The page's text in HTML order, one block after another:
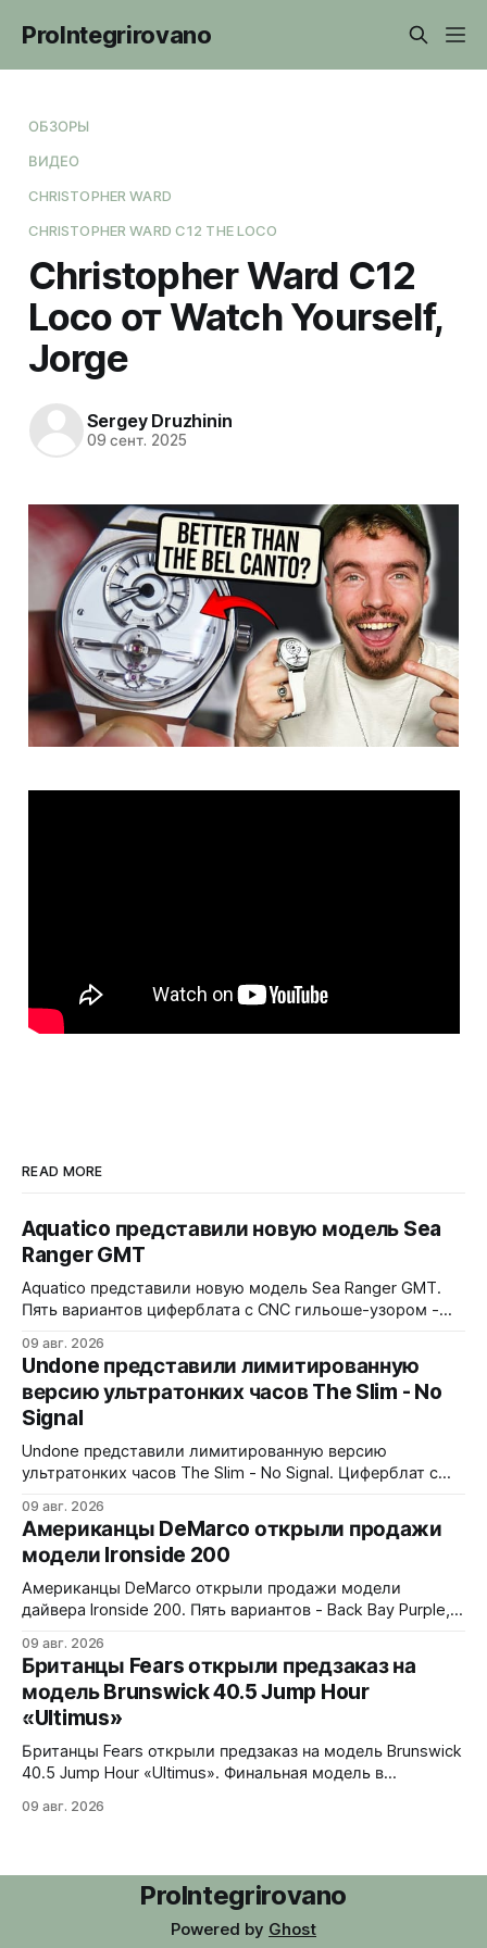
ProIntegrirovano
ОБЗОРЫ
ВИДЕО
CHRISTOPHER WARD
CHRISTOPHER WARD C12 THE LOCO
Christopher Ward C12
Loco от Watch Yourself,
Jorge
Sergey Druzhinin
09 сент. 2025
READ MORE
Aquatico представили новую модель Sea
Ranger GMT
Aquatico представили новую модель Sea Ranger GMT.
Пять вариантов циферблата с CNC гильоше-узором -
экземпляров каждого варианта. Заводная коронка
расположена на 4 часах. Водозащита 300 метров.
Сапфировое стекло с AR-покрытием, FKM-ремешок, 7
слоев Swiss Super-LumiNova на циферблате,
09 авг. 2026
Undone представили лимитированную
версию ультратонких часов The Slim - No
Signal
Undone представили лимитированную версию
ультратонких часов The Slim - No Signal. Циферблат с
белые помехи, зигзаги, спирали и геометрические
фигуры. Бирюзовый треугольник UNDONE на 12 часах.
Корпус из нержавеющей стали 316L, интегрированный
браслет. Водозащита 30 метров. 37x4,9x43 мм. Ronda
1062 кварц
09 авг. 2026
Американцы DeMarco открыли продажи
модели Ironside 200
Американцы DeMarco открыли продажи модели
дайвера Ironside 200. Пять вариантов - Back Bay Purple,
Blue. Корпус из стали 316L, керамическая вставка
безеля на 120 кликов, сапфировое стекло с обеих
сторон. Водозащита 200 метров, винтовая головка.
Люм Swiss Luminova BGW9. В комплекте стальной
jubilee-
09 авг. 2026
Британцы Fears открыли предзаказ на
модель Brunswick 40.5 Jump Hour
«Ultimus»
Британцы Fears открыли предзаказ на модель Brunswick
40.5 Jump Hour «Ultimus». Финальная модель в
с Andrew Morgan. Прыгающий час реализован на модуле
люминесцентным часовым диском: внешний - сапфир с
09 авг. 2026
ProIntegrirovano
Powered by Ghost